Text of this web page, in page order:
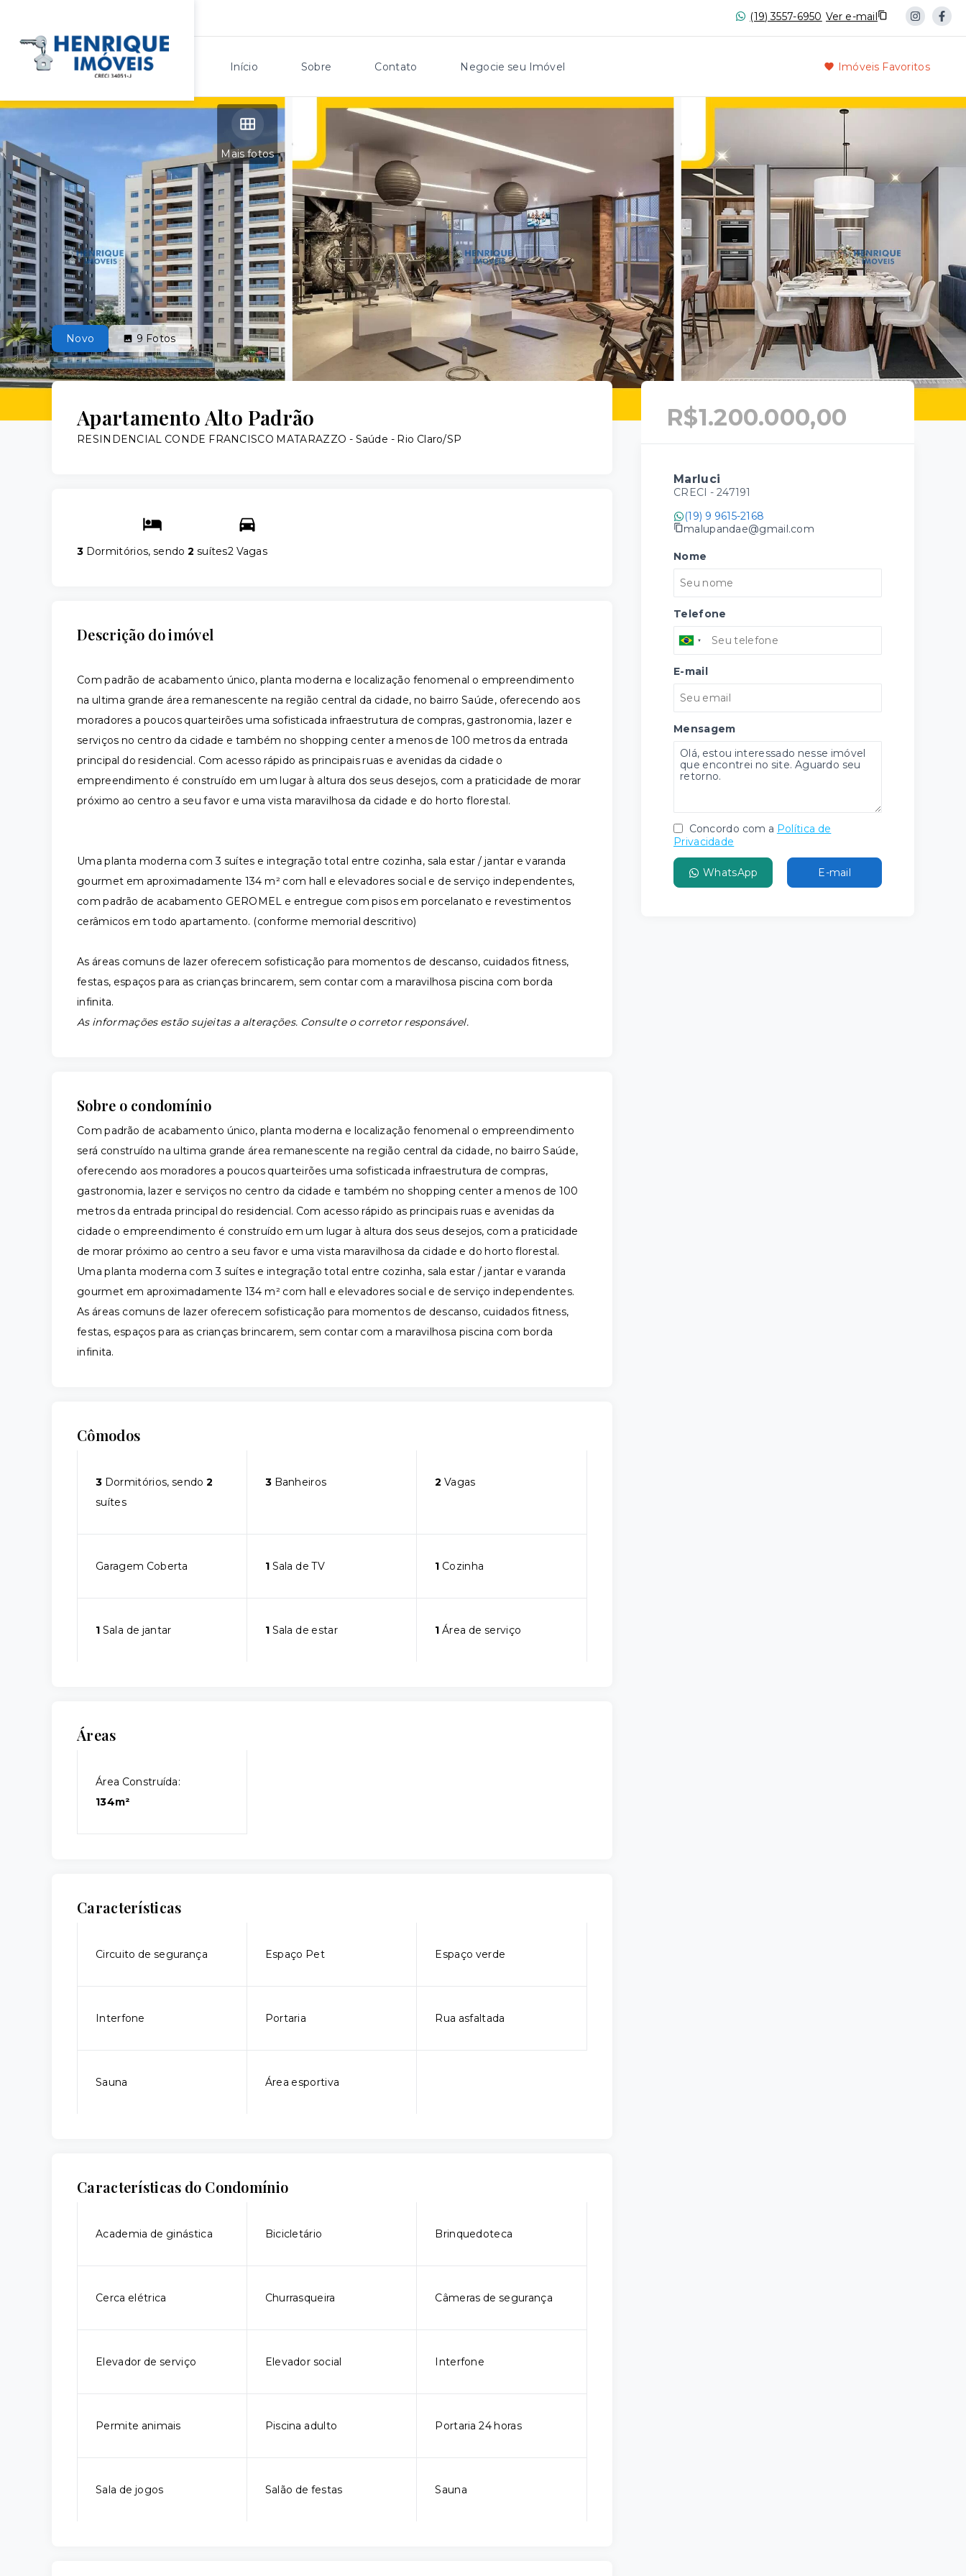
(19) 3557-6950 Ver e-mail
Início Sobre Contato Negocie seu Imóvel Imóveis Favoritos
Mais fotos
Novo 9 Fotos
Apartamento Alto Padrão
RESINDENCIAL CONDE FRANCISCO MATARAZZO - Saúde - Rio Claro/SP
3 Dormitórios, sendo2 suítes2 Vagas
Descrição do imóvel
Com padrão de acabamento único, planta moderna e localização fenomenal o empreendimento
na ultima grande área remanescente na região central da cidade, no bairro Saúde, oferecendo aos
moradores a poucos quarteirões uma sofisticada infraestrutura de compras, gastronomia, lazer e
serviços no centro da cidade e também no shopping center a menos de 100 metros da entrada
principal do residencial. Com acesso rápido as principais ruas e avenidas da cidade o
empreendimento é construído em um lugar à altura dos seus desejos, com a praticidade de morar
próximo ao centro a seu favor e uma vista maravilhosa da cidade e do horto florestal.
Uma planta moderna com 3 suítes e integração total entre cozinha, sala estar / jantar e varanda
gourmet em aproximadamente 134 m² com hall e elevadores social e de serviço independentes,
com padrão de acabamento GEROMEL e entregue com pisos em porcelanato e revestimentos
cerâmicos em todo apartamento. (conforme memorial descritivo)
As áreas comuns de lazer oferecem sofisticação para momentos de descanso, cuidados fitness,
festas, espaços para as crianças brincarem, sem contar com a maravilhosa piscina com borda
infinita.
As informações estão sujeitas a alterações. Consulte o corretor responsável.
Sobre o condomínio
Com padrão de acabamento único, planta moderna e localização fenomenal o empreendimento
será construído na ultima grande área remanescente na região central da cidade, no bairro Saúde,
oferecendo aos moradores a poucos quarteirões uma sofisticada infraestrutura de compras,
gastronomia, lazer e serviços no centro da cidade e também no shopping center a menos de 100
metros da entrada principal do residencial. Com acesso rápido as principais ruas e avenidas da
cidade o empreendimento é construído em um lugar à altura dos seus desejos, com a praticidade
de morar próximo ao centro a seu favor e uma vista maravilhosa da cidade e do horto florestal.
Uma planta moderna com 3 suítes e integração total entre cozinha, sala estar / jantar e varanda
gourmet em aproximadamente 134 m² com hall e elevadores social e de serviço independentes.
As áreas comuns de lazer oferecem sofisticação para momentos de descanso, cuidados fitness,
festas, espaços para as crianças brincarem, sem contar com a maravilhosa piscina com borda
infinita.
Cômodos
3 Dormitórios, sendo2
suítes
3Banheiros 2 Vagas
Garagem Coberta 1Sala de TV 1 Cozinha
1 Sala de jantar 1Sala de estar 1 Área de serviço
Áreas
Área Construída:
134m²
Características
Circuito de segurança Espaço Pet Espaço verde
Interfone Portaria Rua asfaltada
Sauna Área esportiva
Características do Condomínio
Academia de ginástica Bicicletário Brinquedoteca
Cerca elétrica Churrasqueira Câmeras de segurança
Elevador de serviço Elevador social Interfone
Permite animais Piscina adulto Portaria 24 horas
Sala de jogos Salão de festas Sauna
R$1.200.000,00
Marluci
CRECI - 247191
(19) 9 9615-2168
malupandae@gmail.com
Nome
Telefone
E-mail
Mensagem
Concordo com a Política de
Privacidade
WhatsApp E-mail